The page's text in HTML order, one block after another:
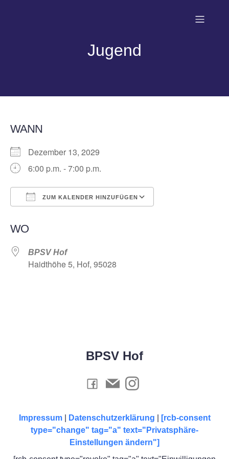
Jugend
WANN
Dezember 13, 2029
6:00 p.m. - 7:00 p.m.
ZUM KALENDER HINZUFÜGEN
WO
BPSV Hof
Haidthöhe 5, Hof, 95028
BPSV Hof
Impressum Datenschutzerklärung
[rcb-consent
type="change" tag="a" text="Privatsphäre-
Einstellungen ändern"]